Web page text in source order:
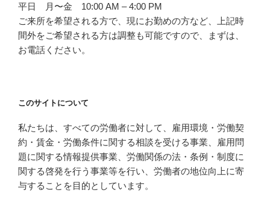
平日 月〜金 10:00 AM – 4:00 PM
ご来所を希望される方で、現にお勤めの方など、上記時
間外をご希望される方は調整も可能ですので、まずは、
お電話ください。
このサイトについて
私たちは、すべての労働者に対して、雇用環境・労働契
約・賃金・労働条件に関する相談を受ける事業、雇用問
題に関する情報提供事業、労働関係の法・条例・制度に
関する啓発を行う事業等を行い、労働者の地位向上に寄
与することを目的としています。